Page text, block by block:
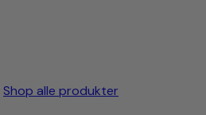
Shop alle produkter